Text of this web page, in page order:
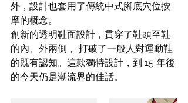
外，設計也套用了傳統中式腳底穴位按
摩的概念。
創新的透明鞋面設計，貫穿了鞋頭至鞋
的內、外兩側， 打破了一般人對運動鞋
的既有認知。這款獨特設計，到 15 年後
的今天仍是潮流界的佳話。